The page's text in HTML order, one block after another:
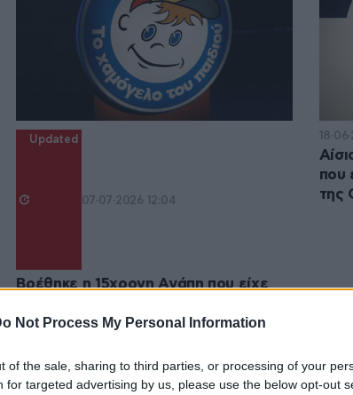
Not Process My Personal Information
of the sale, sharing to third parties, or processing of your
for targeted advertising by us, please use the below opt-out
Updated
07·07·2026 12:04
Βρέθηκε η 15χρονη Αγάπη που είχε
Θεσσαλονίκης – Το κορίτσι είχε
Ιουνίου
που
της